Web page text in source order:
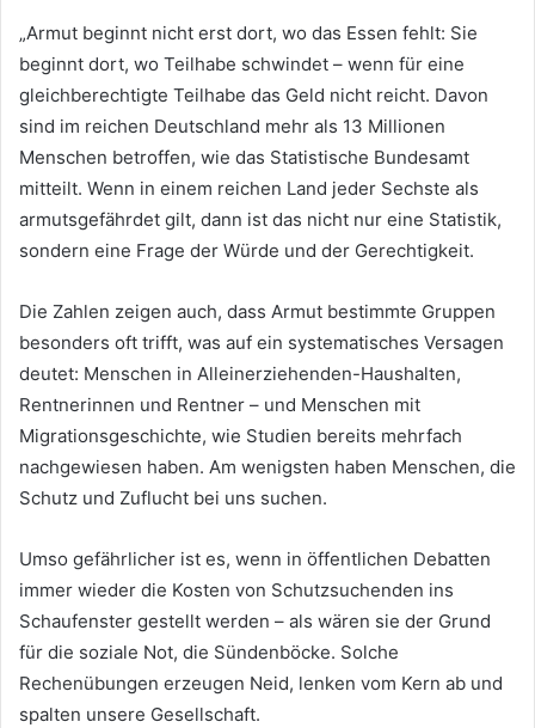
„Armut beginnt nicht erst dort, wo das Essen fehlt: Sie
beginnt dort, wo Teilhabe schwindet – wenn für eine
gleichberechtigte Teilhabe das Geld nicht reicht. Davon
sind im reichen Deutschland mehr als 13 Millionen
Menschen betroffen, wie das Statistische Bundesamt
mitteilt. Wenn in einem reichen Land jeder Sechste als
armutsgefährdet gilt, dann ist das nicht nur eine Statistik,
sondern eine Frage der Würde und der Gerechtigkeit.
Die Zahlen zeigen auch, dass Armut bestimmte Gruppen
besonders oft trifft, was auf ein systematisches Versagen
deutet: Menschen in Alleinerziehenden-Haushalten,
Rentnerinnen und Rentner – und Menschen mit
Migrationsgeschichte, wie Studien bereits mehrfach
nachgewiesen haben. Am wenigsten haben Menschen, die
Schutz und Zuflucht bei uns suchen.
Umso gefährlicher ist es, wenn in öffentlichen Debatten
immer wieder die Kosten von Schutzsuchenden ins
Schaufenster gestellt werden – als wären sie der Grund
für die soziale Not, die Sündenböcke. Solche
Rechenübungen erzeugen Neid, lenken vom Kern ab und
spalten unsere Gesellschaft.